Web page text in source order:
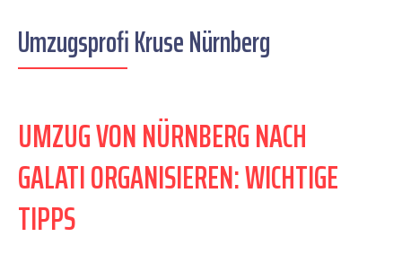
Umzugsprofi Kruse Nürnberg
UMZUG VON NÜRNBERG NACH
GALATI ORGANISIEREN: WICHTIGE
TIPPS